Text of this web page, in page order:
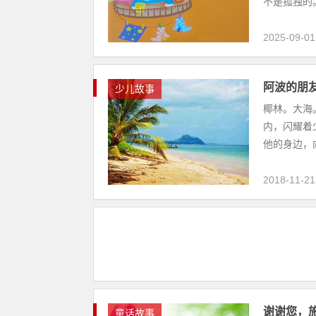
2025-09-
少儿故事 阿波的朋
椰林。大
内，闪耀
他的身边
2018-11-
童话故事 谢谢您，